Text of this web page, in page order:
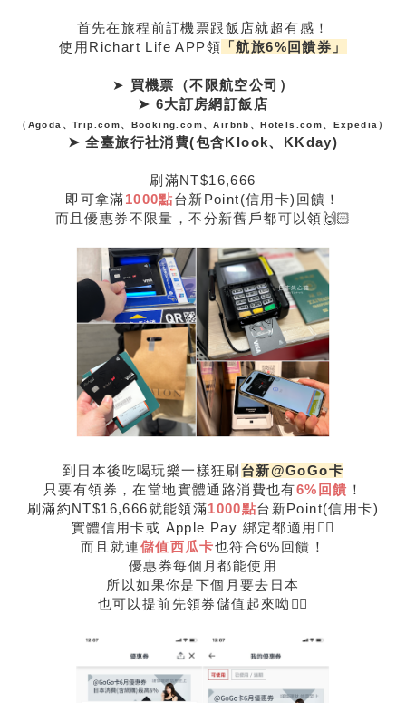
首先在旅程前訂機票跟飯店就超有感！
使用Richart Life APP領 「航旅6%回饋券」
➤ 買機票（不限航空公司）
➤ 6大訂房網訂飯店
（Agoda、Trip.com、Booking.com、Airbnb、Hotels.com、Expedia）
➤ 全臺旅行社消費(包含Klook、KKday)
刷滿NT$16,666
即可拿滿1000點台新Point(信用卡)回饋！
而且優惠券不限量，不分新舊戶都可以領🙌🏻
到日本後吃喝玩樂一樣狂刷 台新@GoGo卡
只要有領券，在當地實體通路消費也有6%回饋 ！
刷滿約NT$16,666就能領滿1000點台新Point(信用卡)
實體信用卡或 Apple Pay 綁定都適用👌🏻
而且就連儲值西瓜卡也符合6%回饋！
優惠券每個月都能使用
所以如果你是下個月要去日本
也可以提前先領券儲值起來呦👇🏻